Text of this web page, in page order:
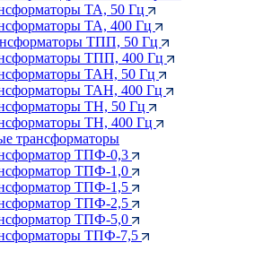
ТА, 50 Гц
ТА, 400 Гц
ТПП, 50 Гц
ТПП, 400 Гц
ТАН, 50 Гц
ТАН, 400 Гц
ТН, 50 Гц
ТН, 400 Гц
трансформаторы
ТПФ-0,3
ТПФ-1,0
ТПФ-1,5
ТПФ-2,5
ТПФ-5,0
ТПФ-7,5